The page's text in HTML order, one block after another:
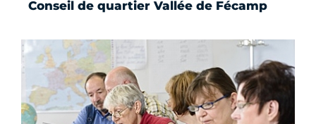
Conseil de quartier Vallée de Fécamp